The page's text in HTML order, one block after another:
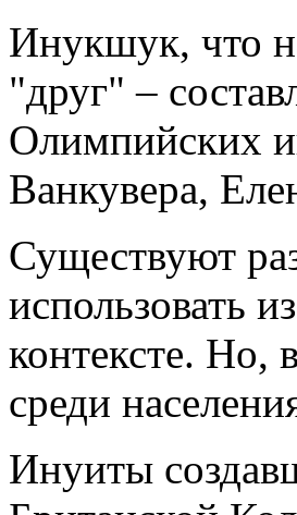
Инукшук, что
"друг" –
Олимпийских
Ванкувера,
Существуют
использовать
контексте. Но,
среди
Инуиты